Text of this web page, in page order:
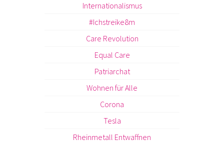
Internationalismus
#Ichstreike8m
Care Revolution
Equal Care
Patriarchat
Wohnen für Alle
Corona
Tesla
Rheinmetall Entwaffnen